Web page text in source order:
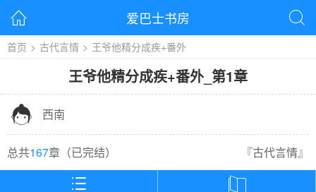
 爱巴士书房 
首页 > 古代言情 > 王爷他精分成疾+番外
王爷他精分成疾+番外 第1章
 西南
总共167章（已完结） 『古代言情』
 